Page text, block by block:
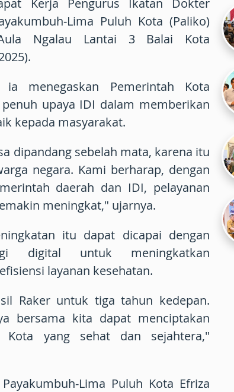
Lima Puluh Kota (Paliko)
Ngalau Lantai 3 Balai Kota
menegaskan Pemerintah Kota
upaya IDI dalam memberikan
kepada masyarakat.
dipandang sebelah mata, karena itu
negara. Kami berharap, dengan
daerah dan IDI, pelayanan
meningkat," ujarnya.
itu dapat dicapai dengan
digital untuk meningkatkan
layanan kesehatan.
Raker untuk tiga tahun kedepan.
bersama kita dapat menciptakan
Kota yang sehat dan sejahtera,"
Lima Puluh Kota Efriza